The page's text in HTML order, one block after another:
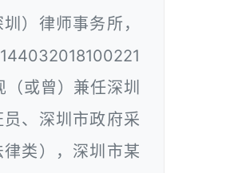
）律师事务所，
或曾）兼任深圳
、深圳市政府采
类），深圳市某